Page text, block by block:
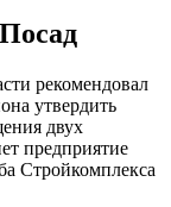
рекомендовал
утвердить
двух
предприятие
Стройкомплекса